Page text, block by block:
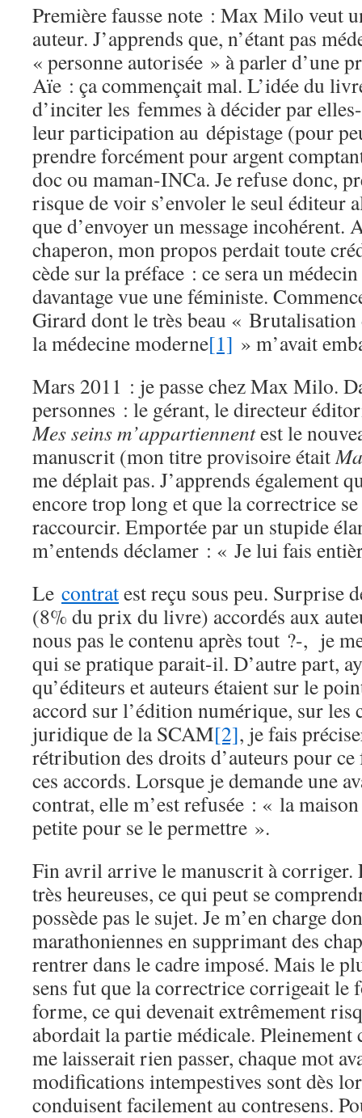
Première fausse note : Max Milo veut
auteur. J’apprends que, n’étant pas
« personne autorisée » à parler d’une
Aïe : ça commençait mal. L’idée du
d’inciter les femmes à décider par
leur participation au dépistage (pour
prendre forcément pour argent
doc ou maman-INCa. Je refuse donc,
risque de voir s’envoler le seul éditeur
que d’envoyer un message incohérent.
chaperon, mon propos perdait toute
cède sur la préface : ce sera un
davantage vue une féministe.
Girard dont le très beau «
la médecine moderne[1] » m’avait
Mars 2011 : je passe chez Max Milo.
personnes : le gérant, le directeur
Mes seins m’appartiennentest le
manuscrit (mon titre provisoire était
me déplait pas. J’apprends également
encore trop long et que la correctrice
raccourcir. Emportée par un stupide
m’entends déclamer : « Je lui fais
Le contratest reçu sous peu. Surprise
(8% du prix du livre) accordés aux
nous pas le contenu après tout ?-, je
qui se pratique parait-il. D’autre part,
qu’éditeurs et auteurs étaient sur le
accord sur l’édition numérique, sur les
juridique de la SCAM[2], je fais
rétribution des droits d’auteurs pour
ces accords. Lorsque je demande une
contrat, elle m’est refusée : « la
petite pour se le permettre ».
Fin avril arrive le manuscrit à corriger.
très heureuses, ce qui peut se
possède pas le sujet. Je m’en charge
marathoniennes en supprimant des
rentrer dans le cadre imposé. Mais le
sens fut que la correctrice corrigeait le
forme, ce qui devenait extrêmement
abordait la partie médicale. Pleinement
me laisserait rien passer, chaque mot
modifications intempestives sont dès
conduisent facilement au contresens.